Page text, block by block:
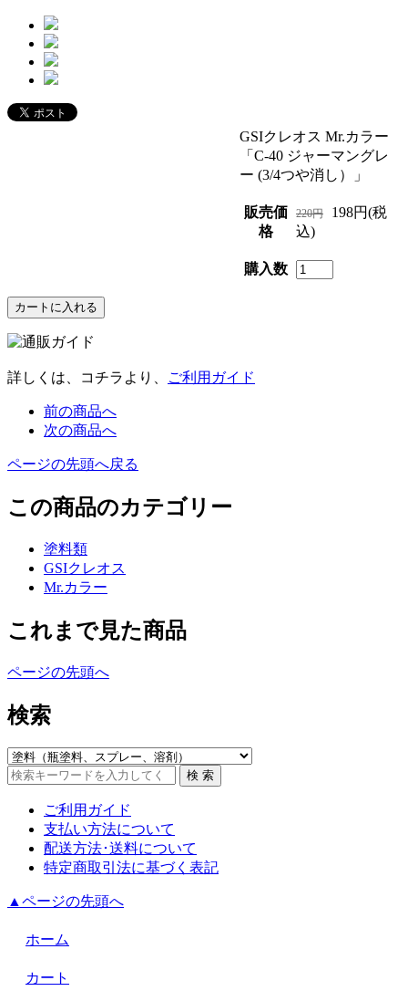
GSIクレオス Mr.カラー
「C-40 ジャーマングレ
ー (3/4つや消し）」
販売価
格
220円
198円(税
込)
購入数
詳しくは、コチラより、 ご利用ガイド
前の商品へ
次の商品へ
ページの先頭へ戻る
この商品のカテゴリー
塗料類
GSIクレオス
Mr.カラー
これまで見た商品
ページの先頭へ
検索
ご利用ガイド
支払い方法について
配送方法･送料について
特定商取引法に基づく表記
▲ページの先頭へ
ホーム
カート